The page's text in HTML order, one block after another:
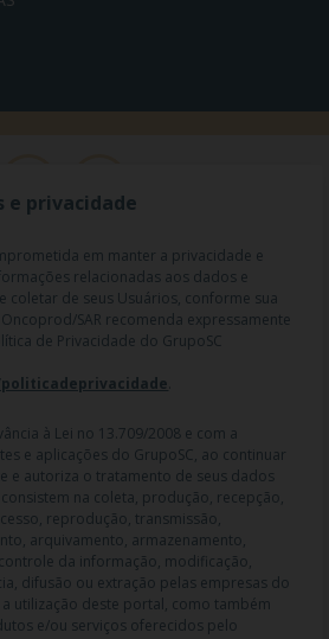
DIST. DE PROD. HOSP. E ONCOL. LTDA |
| Endereço R: Olimpíadas, nº
- Vila Olímpia - SP | Cep: 04551-000 |
Gislaine Lopes de Jesus - CRF/SP 47509
CMVS: 355030801-477-010609-1-0.
neste site não devem ser usadas para
em hipótese alguma, as orientações
médica. Somente o médico está apto a
de saúde e prescrever o tratamento
os sintomas, um médico deverá ser
e privacidade
em manter a privacidade e
relacionadas aos dados e
coletar de seus Usuários, conforme sua
SAR recomenda expressamente
de Privacidade do GrupoSC
à Lei no 13.709/2008 e com a
e aplicações do GrupoSC, ao continuar
e autoriza o tratamento de seus dados
na coleta, produção, recepção,
reprodução, transmissão,
arquivamento, armazenamento,
da informação, modificação,
difusão ou extração pelas empresas do
utilização deste portal, como também
e/ou serviços oferecidos pelo